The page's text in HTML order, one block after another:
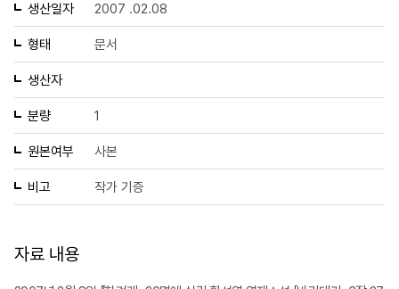
생산일자 2007 .02.08
형태 문서
생산자
분량 1
원본여부 사본
비고 작가 기증
자료 내용